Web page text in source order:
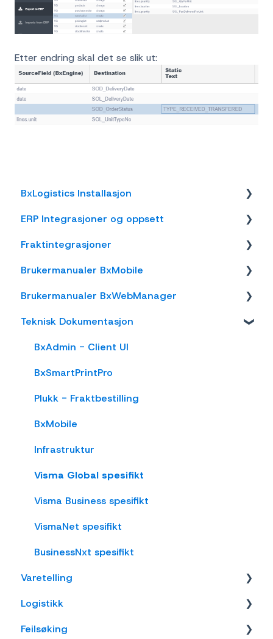
Etter endring skal det se slik ut:
BxLogistics Installasjon
BxEngine og BxSmartPrintPro
BxLogistics
ERP Integrasjoner og oppsett
Visma Business
Business NXT
Tripletex
Visma Net
Xledger
Rackbeat
Fraktintegrasjoner
AxiaFrakt
Logistra Cargonizer
ERP leveringsmetoder
nShift Shipment Server
nShift/Unifaun Online
nShift/Consignor OnPrem
Brukermanualer BxMobile
Generelt
Introduksjon
Salg
Varetelling
Vareplukk
Fraktbestilling
Varemottak
Vareflytting
Lageroverføring
Etiketter
Utlevering
Varer
Innkjøp
Brukermanualer BxWebManager
General
Labels
Teknisk Dokumentasjon
BxAdmin - Client UI
BxSmartPrintPro
Plukk - Fraktbestilling
BxMobile
Infrastruktur
Visma Global spesifikt
Visma Business spesifikt
VismaNet spesifikt
BusinessNxt spesifikt
Varetelling
Tellemetoder
Visma Net
Logistikk
Lokasjon
Feilsøking